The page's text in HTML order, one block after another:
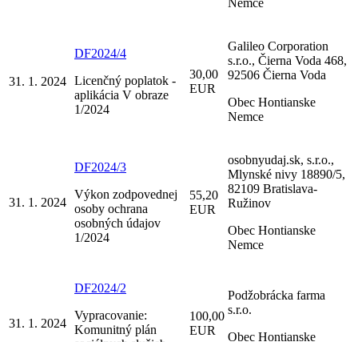
31. 1. 2024
DF2024/4
Licenčný poplatok -
aplikácia V obraze
1/2024
30,00
EUR
Galileo Corporation
s.r.o., Čierna Voda 468,
92506 Čierna Voda
Obec Hontianske
Nemce
31. 1. 2024
DF2024/3
Výkon zodpovednej
osoby ochrana
osobných údajov
1/2024
55,20
EUR
osobnyudaj.sk, s.r.o.,
Mlynské nivy 18890/5,
82109 Bratislava-
Ružinov
Obec Hontianske
Nemce
31. 1. 2024
DF2024/2
Vypracovanie:
Komunitný plán
100,00
EUR
Podžobrácka farma
s.r.o.
Obec Hontianske